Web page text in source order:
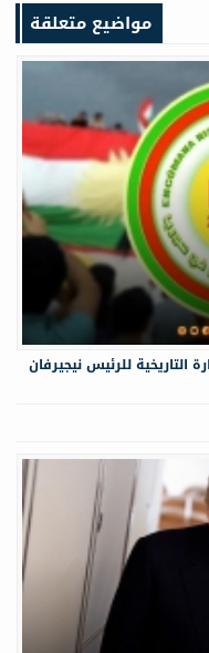
مواضيع متعلقة
للرئيس نيجيرفان